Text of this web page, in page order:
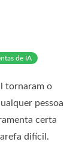
de IA
tornaram o
pessoa
certa
difícil.